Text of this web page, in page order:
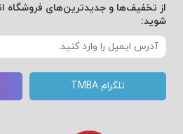
از تخفیف‌ها و جدیدترین‌های فروشگاه
شوید:
تلگرام TMBA